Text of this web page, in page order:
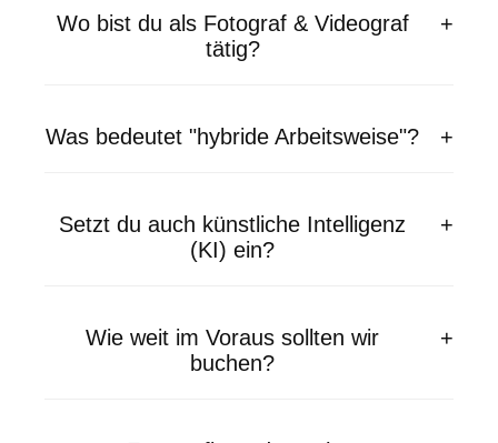
Wo bist du als Fotograf & Videograf
tätig?
Was bedeutet "hybride Arbeitsweise"?
Setzt du auch künstliche Intelligenz
(KI) ein?
Wie weit im Voraus sollten wir
buchen?